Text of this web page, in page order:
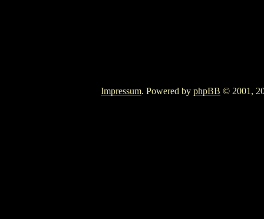
Impressum. Powered by phpBB © 2001,